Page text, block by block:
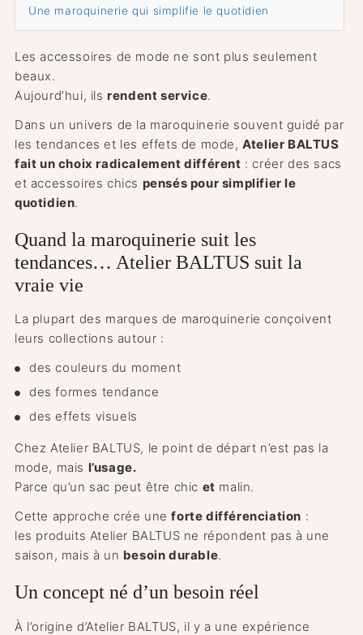
Une maroquinerie qui simplifie le quotidien
Les accessoires de mode ne sont plus seulement
beaux.
Aujourd’hui, ils rendent service.
Dans un univers de la maroquinerie souvent guidé par
les tendances et les effets de mode,Atelier BALTUS
fait un choix radicalement différent : créer des sacs
et accessoires chics pensés pour simplifier le
quotidien.
Quand la maroquinerie suit les
tendances… Atelier BALTUS suit la
vraie vie
La plupart des marques de maroquinerie conçoivent
leurs collections autour :
des couleurs du moment
des formes tendance
des effets visuels
Chez Atelier BALTUS, le point de départ n’est pas la
mode, mais l’usage.
Parce qu’un sac peut être chic et malin.
Cette approche crée uneforte différenciation :
les produits Atelier BALTUS ne répondent pas à une
saison, mais à un besoin durable.
Un concept né d’un besoin réel
À l’origine d’Atelier BALTUS, il y a une expérience